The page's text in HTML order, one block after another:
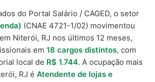
do Portal Salário / CAGED, o setor
(CNAE 4721-1/02) movimentou
em Niterói, RJ nos últimos 12 meses,
em 18 cargos distintos, com
local de R$ 1.744. A ocupação mais
RJ é Atendente de lojas e